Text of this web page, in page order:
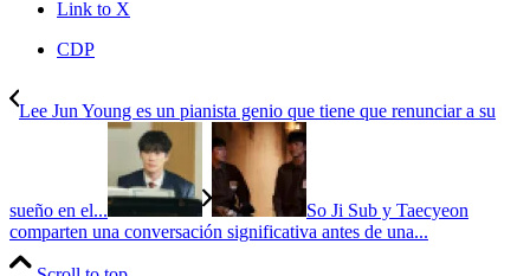
Link to X
CDP
Lee Jun Young es un pianista genio que tiene que renunciar a su
sueño en el...
So Ji Sub y Taecyeon
comparten una conversación significativa antes de una...